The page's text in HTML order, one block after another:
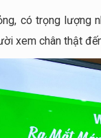
có trọng lượng
xem chân thật